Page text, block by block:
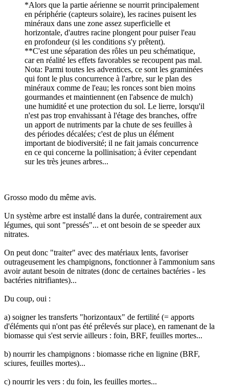
*Alors que la partie aérienne se nourrit principalement
en périphérie (capteurs solaire), les racines puisent les
minéraux dans une zone assez superficielle et
horizontale, d'autres racine plongent pour puiser l'eau
en profondeur (si les conditions s'y prêtent).
**C'est une séparation des rôles un peu schématique,
car en réalité les effets favorables se recoupent pas mal.
Nota: Parmi toutes les adventices, ce sont les graminées
qui font le plus concurrence à l'arbre, sur le plan des
minéraux comme de l'eau; les ronces sont bien moins
gourmandes et maintiennent (en l'absence de mulch)
une humidité et une protection du sol. Le lierre, lorsqu'il
n'est pas trop envahissant à l'étage des branches, offre
un apport de nutriments par la chute de ses feuilles à
des périodes décalées; c'est de plus un élément
important de biodiversité; il ne fait jamais concurrence
en ce qui concerne la pollinisation; à éviter cependant
sur les très jeunes arbres...
Grosso modo du même avis.
Un système arbre est installé dans la durée, contrairement aux
légumes, qui sont "pressés"... et ont besoin de se speeder aux
nitrates.
On peut donc "traiter" avec des matériaux lents, favoriser
outrageusement les champignons, fonctionner à l'ammonium sans
avoir autant besoin de nitrates (donc de certaines bactéries - les
bactéries nitrifiantes)...
Du coup, oui :
a) soigner les transferts "horizontaux" de fertilité (= apports
d'éléments qui n'ont pas été prélevés sur place), en ramenant de la
biomasse qui s'est servie ailleurs : foin, BRF, feuilles mortes...
b) nourrir les champignons : biomasse riche en lignine (BRF,
sciures, feuilles mortes)...
c) nourrir les vers : du foin, les feuilles mortes...